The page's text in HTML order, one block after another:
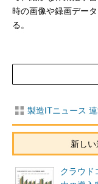
時の画像や録画デー
る。
製造ITニュース
新し
クラウド